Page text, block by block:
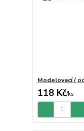
Modelovací /
118 Kč/ks